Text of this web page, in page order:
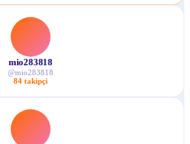
mio283818
@mio283818
84 takipçi